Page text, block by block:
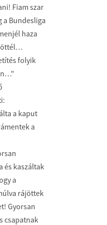
Fiam szar
a Bundesliga
haza
folyik
a kaput
a
és kaszáltak
a
rájöttek
Gyorsan
csapatnak